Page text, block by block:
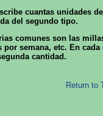
cuantas unidades
del segundo tipo.
comunes son las
por semana, etc. En
cantidad.
Return to